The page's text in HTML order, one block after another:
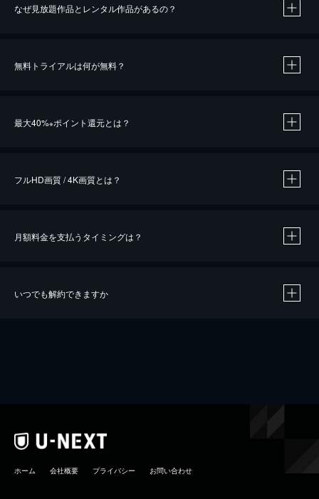
なぜ見放題作品とレンタル作品があるの？
無料トライアルは何が無料？
最大40%※ポイント還元とは？
※40％ポイント還元の対象は、クレジットカード決済による作品の購入 / レンタルです。
フルHD画質 / 4K画質とは？
月額料金を支払うタイミングは？
いつでも解約できますか
ホーム 会社概要 プライバシー お問い合わせ